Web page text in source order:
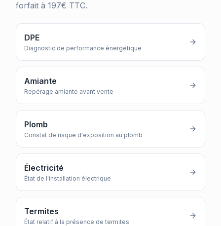
forfait à 197€ TTC.
DPE
Diagnostic de performance énergétique
Amiante
Repérage amiante avant vente
Plomb
Constat de risque d'exposition au plomb
Électricité
État de l'installation électrique
Termites
État relatif à la présence de termites